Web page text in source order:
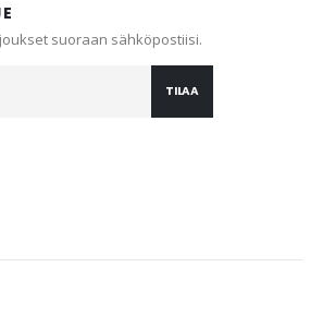
suoraan sähköpostiisi.
TILAA